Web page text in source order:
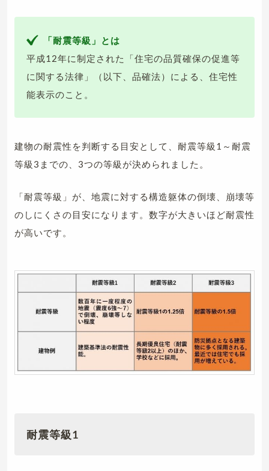
「耐震等級」とは
平成12年に制定された「住宅の品質確保の促進等
に関する法律」（以下、品確法）による、住宅性
能表示のこと。
建物の耐震性を判断する目安として、耐震等級1～耐震
等級3までの、3つの等級が決められました。
「耐震等級」が、地震に対する構造躯体の倒壊、崩壊等
のしにくさの目安になります。数字が大きいほど耐震性
が高いです。
耐震等級1